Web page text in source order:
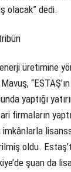
olacak” dedi.
üretimine
yaptığı
firmaların
imkânlarla
oldu.
şuan da